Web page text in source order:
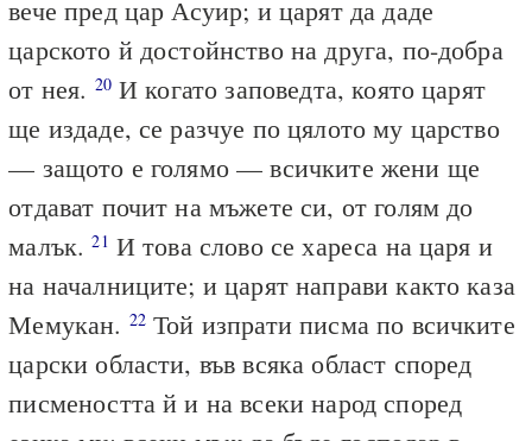
вече пред цар Асуир; и царят да даде
царското й достойнство на друга, по-добра
от нея. 20И когато заповедта, която царят
ще издаде, се разчуе по цялото му царство
— защото е голямо — всичките жени ще
отдават почит на мъжете си, от голям до
малък.21 И това слово се хареса на царя и
на началниците; и царят направи както каза
Мемукан. 22 Той изпрати писма по всичките
царски области, във всяка област според
писмеността й и на всеки народ според